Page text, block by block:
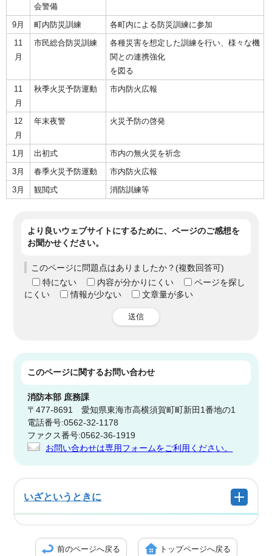
会警備
9月 町内防災訓練
各町内による防災訓練に参加
11
月
市民総合防災訓練
各種災害を想定した訓練を行い、様々な機
関との連携強化
を図る
11
月
秋季火災予防運動 市内防火広報
12
月
年末夜警 火災予防の啓発
1月 出初式
市内の無火災を祈念
3月
春季火災予防運動
市内防火広報
3月
観閲式 消防訓練等
より良いウェブサイトにするために、ページのご感想を
お聞かせください。
このページに問題点はありましたか？(複数回答可)
特にない
内容が分かりにくい
ページを探し
にくい
情報が少ない 文章量が多い
送信
このページに関するお問い合わせ
消防本部 庶務課
〒477-8691 愛知県東海市高横須賀町町新田1番地の1
電話番号:0562-32-1178
ファクス番号:0562-36-1919
お問い合わせは専用フォームをご利用ください。
いざというときに
前のページへ戻る トップページへ戻る